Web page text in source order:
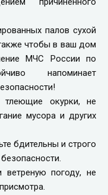
палов сухой
чтобы в ваш дом
МЧС России по
напоминает
окурки, не
мусора и других
бдительны и строго
погоду, не